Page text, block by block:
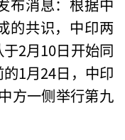
布消息：根据中
的共识，中印两
2月10日开始同
1月24日，中印
方一侧举行第九